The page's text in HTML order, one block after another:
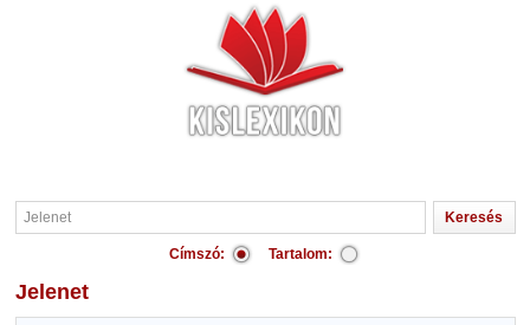
Címszó: Tartalom:
Jelenet